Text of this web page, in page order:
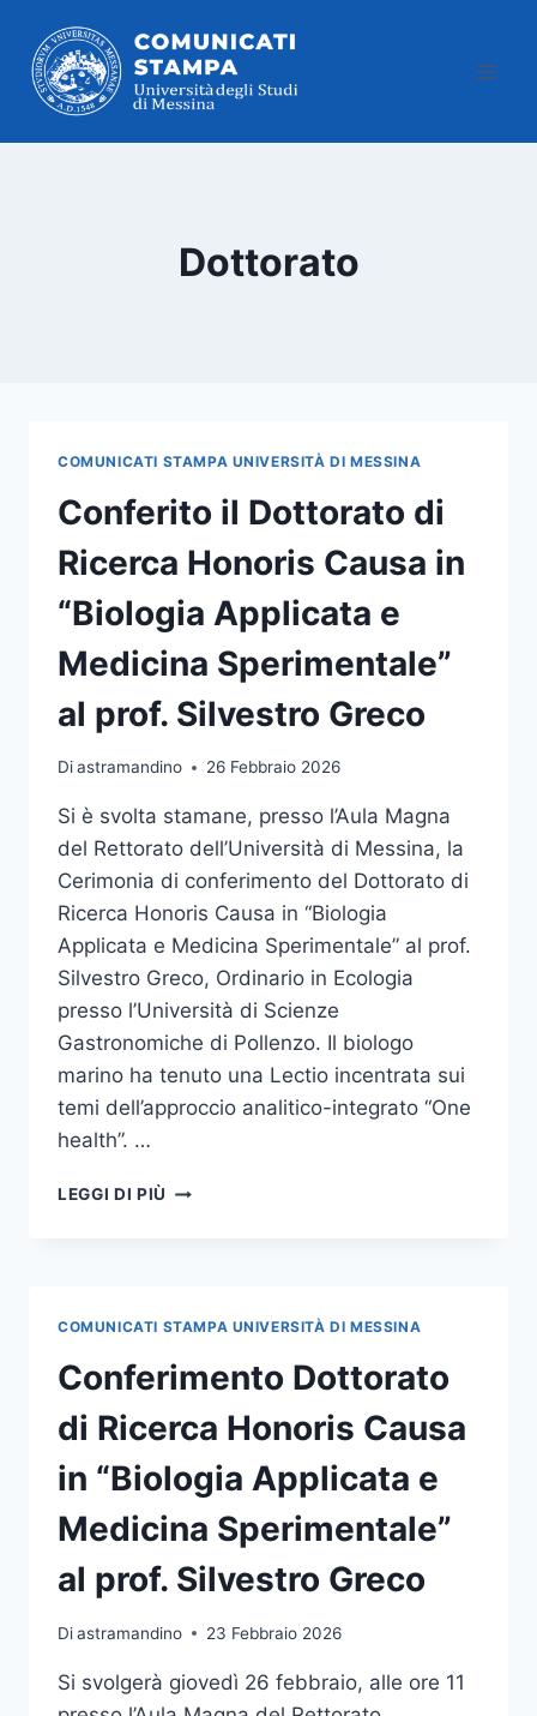
contenuto
Dottorato
COMUNICATI STAMPA UNIVERSITÀ DI MESSINA
Conferito il Dottorato di
Ricerca Honoris Causa in
“Biologia Applicata e
Medicina Sperimentale”
al prof. Silvestro Greco
Diastramandino 26 Febbraio 2026
Si è svolta stamane, presso l’Aula Magna
del Rettorato dell’Università di Messina, la
Cerimonia di conferimento del Dottorato di
Ricerca Honoris Causa in “Biologia
Applicata e Medicina Sperimentale” al prof.
Silvestro Greco, Ordinario in Ecologia
presso l’Università di Scienze
Gastronomiche di Pollenzo. Il biologo
marino ha tenuto una Lectio incentrata sui
temi dell’approccio analitico-integrato “One
health”. …
LEGGI DI PIÙ CONFERITO
IN
“BIOLOGIA
APPLICATA
E
MEDICINA
SPERIMENTALE”
AL
PROF.
SILVESTRO
GRECO
COMUNICATI STAMPA UNIVERSITÀ DI MESSINA
Conferimento Dottorato
di Ricerca Honoris Causa
in “Biologia Applicata e
Medicina Sperimentale”
al prof. Silvestro Greco
Diastramandino 23 Febbraio 2026
Si svolgerà giovedì 26 febbraio, alle ore 11